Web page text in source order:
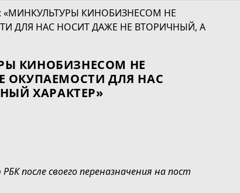
КИНОБИЗНЕСОМ НЕ
ОКУПАЕМОСТИ ДЛЯ НАС
ХАРАКТЕР»
после своего переназначения на пост